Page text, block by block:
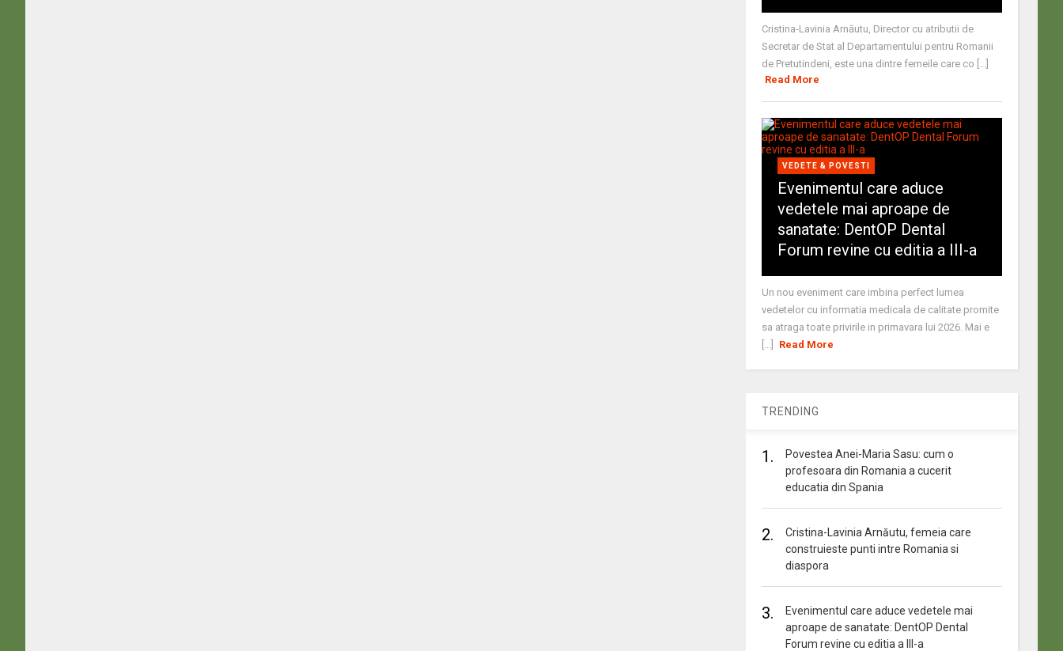
Cristina-Lavinia Arnăutu, Director cu atributii de
Secretar de Stat al Departamentului pentru Romanii
de Pretutindeni, este una dintre femeile care co [...]
Read More
VEDETE & POVESTI
Evenimentul care aduce
vedetele mai aproape de
sanatate: DentOP Dental
Forum revine cu editia a III-a
Un nou eveniment care imbina perfect lumea
vedetelor cu informatia medicala de calitate promite
sa atraga toate privirile in primavara lui 2026. Mai e
[...]
Read More
TRENDING
1.
Povestea Anei-Maria Sasu: cum o
profesoara din Romania a cucerit
educatia din Spania
2.
Cristina-Lavinia Arnăutu, femeia care
construieste punti intre Romania si
diaspora
3.
Evenimentul care aduce vedetele mai
aproape de sanatate: DentOP Dental
Forum revine cu editia a III-a